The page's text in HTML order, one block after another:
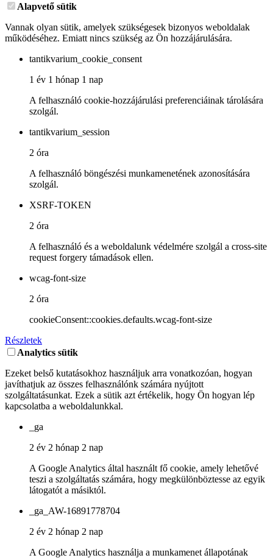
Alapvető sütik
Vannak olyan sütik, amelyek szükségesek bizonyos weboldalak
működéséhez. Emiatt nincs szükség az Ön hozzájárulására.
tantikvarium_cookie_consent
1 év 1 hónap 1 nap
A felhasználó cookie-hozzájárulási preferenciáinak tárolására
szolgál.
tantikvarium_session
2 óra
A felhasználó böngészési munkamenetének azonosítására
szolgál.
XSRF-TOKEN
2 óra
A felhasználó és a weboldalunk védelmére szolgál a cross-site
request forgery támadások ellen.
wcag-font-size
2 óra
cookieConsent::cookies.defaults.wcag-font-size
Részletek
Analytics sütik
Ezeket belső kutatásokhoz használjuk arra vonatkozóan, hogyan
javíthatjuk az összes felhasználónk számára nyújtott
szolgáltatásunkat. Ezek a sütik azt értékelik, hogy Ön hogyan lép
kapcsolatba a weboldalunkkal.
_ga
2 év 2 hónap 2 nap
A Google Analytics által használt fő cookie, amely lehetővé
teszi a szolgáltatás számára, hogy megkülönböztesse az egyik
látogatót a másiktól.
_ga_AW-16891778704
2 év 2 hónap 2 nap
A Google Analytics használja a munkamenet állapotának